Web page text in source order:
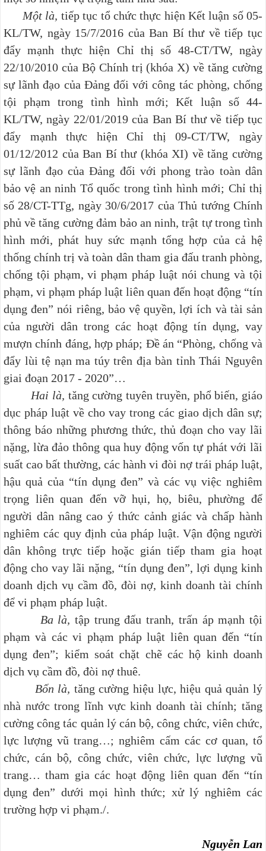
Một là, tiếp tục tổ chức thực hiện Kết luận số 05-
KL/TW, ngày 15/7/2016 của Ban Bí thư về tiếp tục
đẩy mạnh thực hiện Chỉ thị số 48-CT/TW, ngày
22/10/2010 của Bộ Chính trị (khóa X) về tăng cường
sự lãnh đạo của Đảng đối với công tác phòng, chống
tội phạm trong tình hình mới; Kết luận số 44-
KL/TW, ngày 22/01/2019 của Ban Bí thư về tiếp tục
đẩy mạnh thực hiện Chỉ thị 09-CT/TW, ngày
01/12/2012 của Ban Bí thư (khóa XI) về tăng cường
sự lãnh đạo của Đảng đối với phong trào toàn dân
bảo vệ an ninh Tổ quốc trong tình hình mới; Chỉ thị
số 28/CT-TTg, ngày 30/6/2017 của Thủ tướng Chính
phủ về tăng cường đảm bảo an ninh, trật tự trong tình
hình mới, phát huy sức mạnh tổng hợp của cả hệ
thống chính trị và toàn dân tham gia đấu tranh phòng,
chống tội phạm, vi phạm pháp luật nói chung và tội
phạm, vi phạm pháp luật liên quan đến hoạt động “tín
dụng đen” nói riêng, bảo vệ quyền, lợi ích và tài sản
của người dân trong các hoạt động tín dụng, vay
mượn chính đáng, hợp pháp; Đề án “Phòng, chống và
đẩy lùi tệ nạn ma túy trên địa bàn tỉnh Thái Nguyên
giai đoạn 2017 - 2020”…
Hai là, tăng cường tuyên truyền, phổ biến, giáo
dục pháp luật về cho vay trong các giao dịch dân sự;
thông báo những phương thức, thủ đoạn cho vay lãi
nặng, lừa đảo thông qua huy động vốn tự phát với lãi
suất cao bất thường, các hành vi đòi nợ trái pháp luật,
hậu quả của “tín dụng đen” và các vụ việc nghiêm
trọng liên quan đến vỡ hụi, họ, biêu, phường để
người dân nâng cao ý thức cảnh giác và chấp hành
nghiêm các quy định của pháp luật. Vận động người
dân không trực tiếp hoặc gián tiếp tham gia hoạt
động cho vay lãi nặng, “tín dụng đen”, lợi dụng kinh
doanh dịch vụ cầm đồ, đòi nợ, kinh doanh tài chính
để vi phạm pháp luật.
Ba là,tập trung đấu tranh, trấn áp mạnh tội
phạm và các vi phạm pháp luật liên quan đến “tín
dụng đen”; kiểm soát chặt chẽ các hộ kinh doanh
dịch vụ cầm đồ, đòi nợ thuê.
Bốn là, tăng cường hiệu lực, hiệu quả quản lý
nhà nước trong lĩnh vực kinh doanh tài chính; tăng
cường công tác quản lý cán bộ, công chức, viên chức,
lực lượng vũ trang…; nghiêm cấm các cơ quan, tổ
chức, cán bộ, công chức, viên chức, lực lượng vũ
trang… tham gia các hoạt động liên quan đến “tín
dụng đen” dưới mọi hình thức; xử lý nghiêm các
trường hợp vi phạm./.
Nguyễn Lan